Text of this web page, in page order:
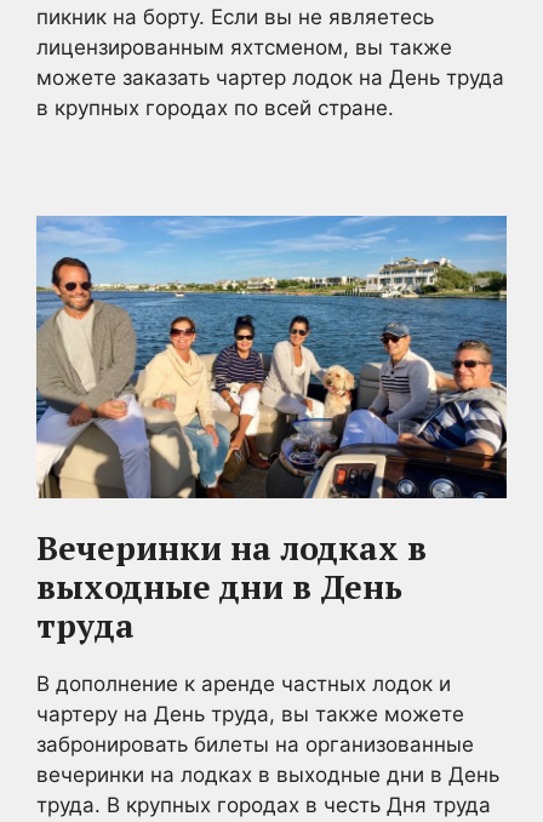
пикник на борту. Если вы не являетесь
лицензированным яхтсменом, вы также
можете заказать чартер лодок на День труда
в крупных городах по всей стране.
Вечеринки на лодках в
выходные дни в День
труда
В дополнение к аренде частных лодок и
чартеру на День труда, вы также можете
забронировать билеты на организованные
вечеринки на лодках в выходные дни в День
труда. В крупных городах в честь Дня труда